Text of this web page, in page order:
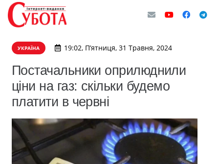
УКРАЇНА 19:02, П’ятниця, 31 Травня, 2024
Постачальники оприлюднили
ціни на газ: скільки будемо
платити в червні